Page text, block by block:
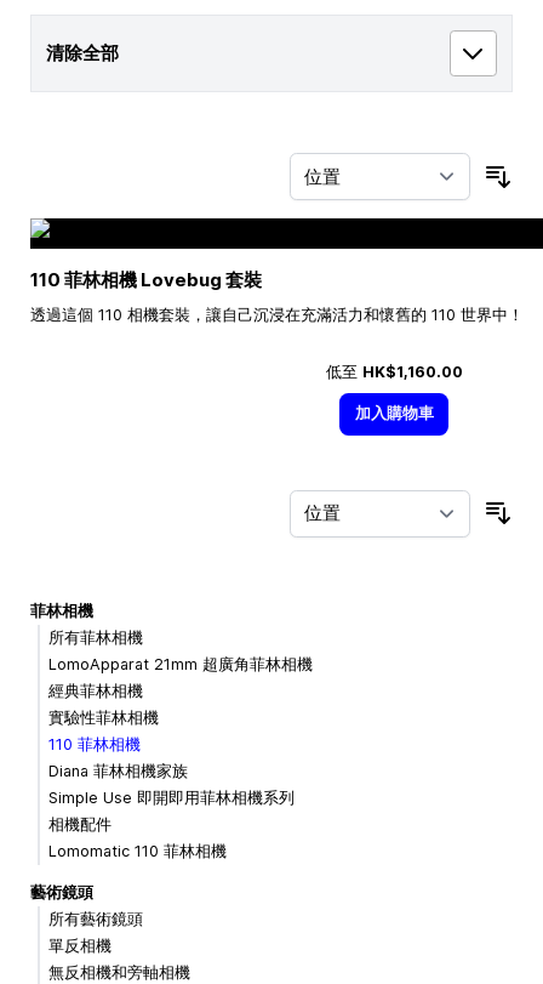
清除全部
110 菲林相機 Lovebug 套裝
透過這個 110 相機套裝，讓自己沉浸在充滿活力和懷舊的 110 世界中！
低至 HK$1,160.00
加入購物車
菲林相機
所有菲林相機
LomoApparat 21mm 超廣角菲林相機
經典菲林相機
實驗性菲林相機
110 菲林相機
Diana 菲林相機家族
Simple Use 即開即用菲林相機系列
相機配件
Lomomatic 110 菲林相機
藝術鏡頭
所有藝術鏡頭
單反相機
無反相機和旁軸相機